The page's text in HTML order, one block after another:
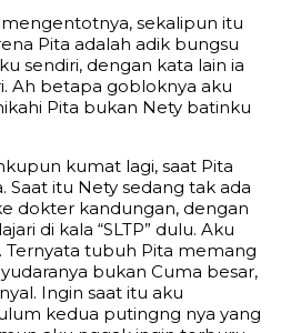
sekalipun itu
Pita adalah adik bungsu
sendiri, dengan kata lain ia
Ah betapa gobloknya aku
Pita bukan Nety batinku
kumat lagi, saat Pita
itu Nety sedang tak ada
dokter kandungan, dengan
di kala “SLTP” dulu. Aku
tubuh Pita memang
bukan Cuma besar,
Ingin saat itu aku
kedua putingng nya yang